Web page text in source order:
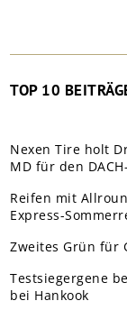
TOP 10
Nexen Tire holt
MD für den
Reifen mit
Express-
Zweites Grün für
Testsiegergene
bei Hankook